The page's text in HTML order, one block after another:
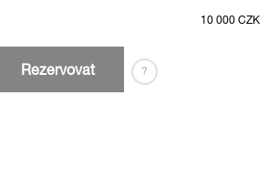
10 000 CZK
Rezervovat ?